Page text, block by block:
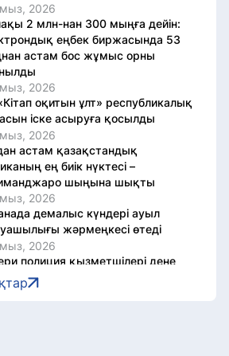
2026
2 млн-нан 300 мыңға дейін:
еңбек биржасында 53
астам бос жұмыс орны
2026
оқитын ұлт» республикалық
іске асыруға қосылды
2026
астам қазақстандық
ең биік нүктесі –
шыңына шықты
2026
демалыс күндері ауыл
жәрмеңкесі өтеді
2026
полиция қызметшілері дене
бойынша сынақтан өтті
2026